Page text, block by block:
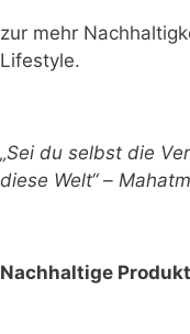
zur mehr
Lifestyle.
„Sei du selbst die
diese Welt“ –
Nachhaltige